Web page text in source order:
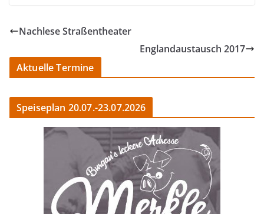
Nachlese Straßentheater
Englandaustausch 2017
Aktuelle Termine
Speiseplan 20.07.-23.07.2026